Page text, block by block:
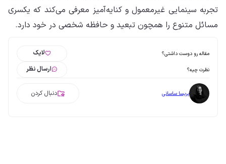
تجربه سینمایی غیرمعمول و کنایه‌آمیز معرفی می‌کند که یکسری
مسائل متنوع را همچون تبعید و حافظه شخصی در خود دارد.
مقاله رو دوست داشتی؟ لایک
نظرت چیه؟ ارسال نظر
پریسا ساسانی دنبال کردن